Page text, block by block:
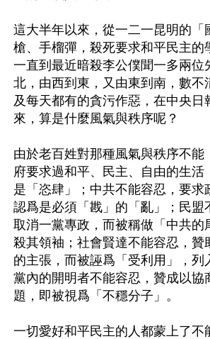
這大半年以來，從一二一昆明的「
槍、手榴彈，殺死要求和平民主的
一直到最近暗殺李公僕聞一多兩位
北，由西到東，又由東到南，數不
及每天都有的貪污作惡，在中央日
來，算是什麼風氣與秩序呢？
由於老百姓對那種風氣與秩序不能
府要求過和平、民主、自由的生活
是「恣肆」；中共不能容忍，要求
認爲是必須「戡」的「亂」；民盟
取消一黨專政，而被稱做「中共的
殺其領袖；社會賢達不能容忍，贊
的主張，而被誣爲「受利用」，列
黨內的開明者不能容忍，贊成以協
題，即被視爲「不穩分子」。
一切愛好和平民主的人都蒙上了不